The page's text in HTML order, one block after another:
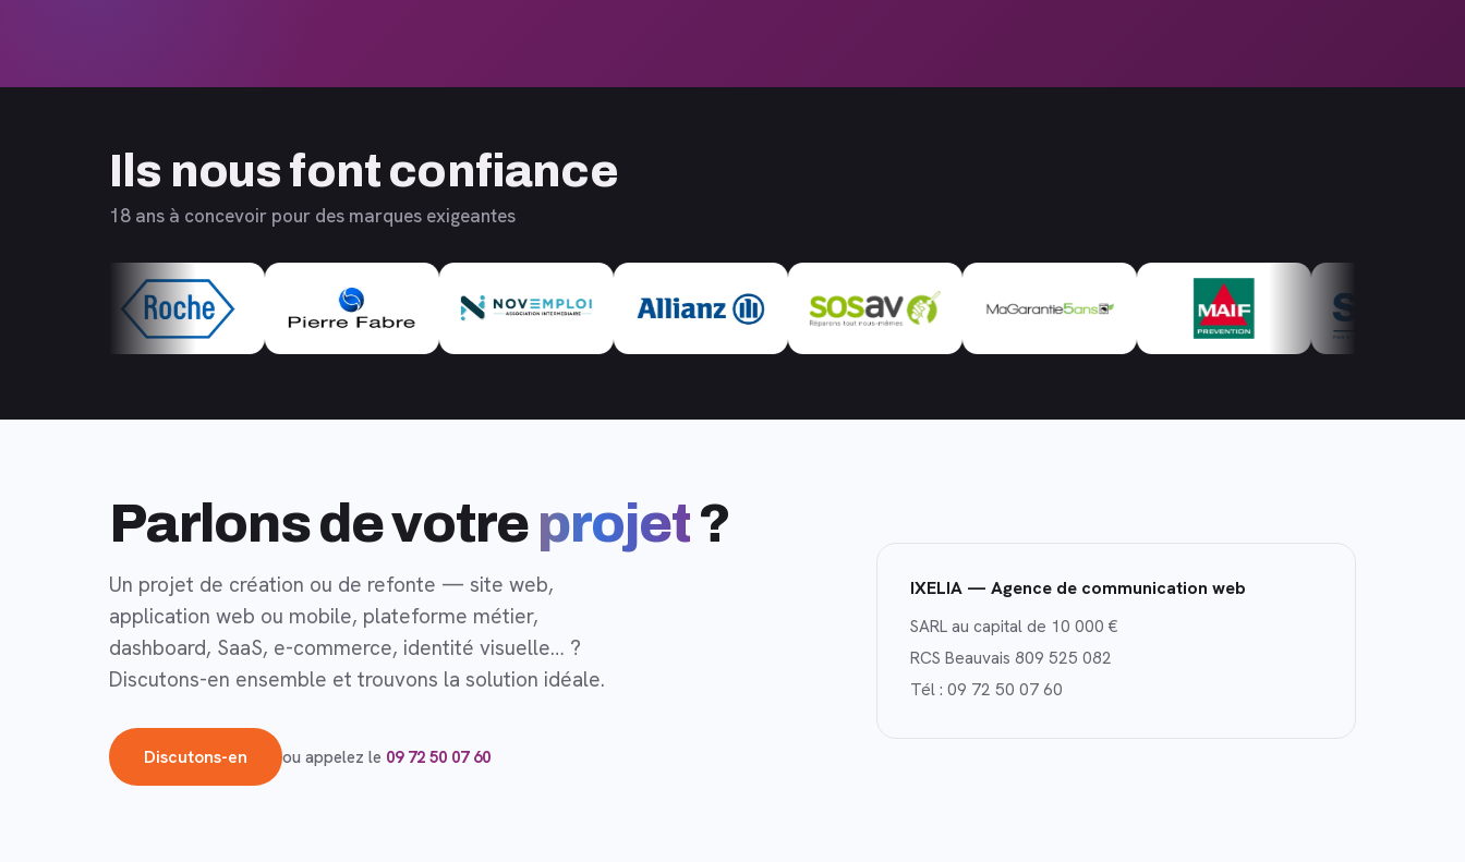
Ils nous font confiance
18 ans à concevoir pour des marques exigeantes
Parlons de votre projet?
Un projet de création ou de refonte — site web,
application web ou mobile, plateforme métier,
dashboard, SaaS, e-commerce, identité visuelle… ?
Discutons-en ensemble et trouvons la solution idéale.
Discutons-en ou appelez le 09 72 50 07 60
IXELIA — Agence de communication web
SARL au capital de 10 000 €
RCS Beauvais 809 525 082
Tél : 09 72 50 07 60